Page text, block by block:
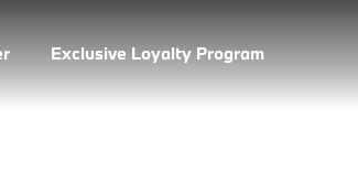
Exclusive Loyalty Program